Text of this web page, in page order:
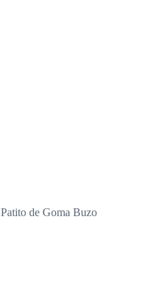
Patito de Goma Buzo